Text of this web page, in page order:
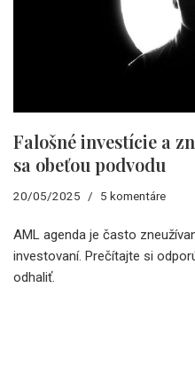
Falošné investície a
sa obeťou podvodu
20/05/2025 5 komentáre
AML agenda je často
investovaní. Prečítajte si
odhaliť.